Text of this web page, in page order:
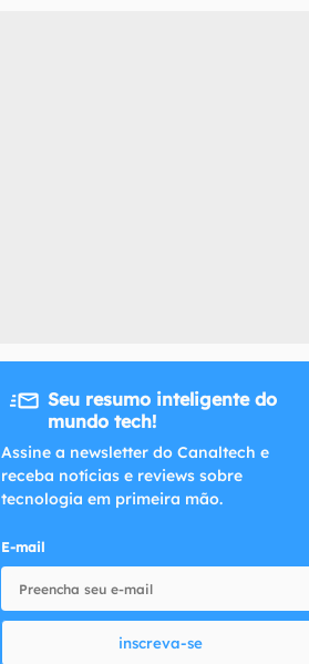
Seu resumo inteligente do
mundo tech!
Assine a newsletter do Canaltech e
receba notícias e reviews sobre
tecnologia em primeira mão.
E-mail
inscreva-se